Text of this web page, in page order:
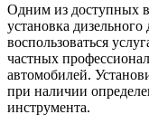
Одним из доступных
установка
воспользоваться
частных
автомобилей.
при наличии
инструмента.